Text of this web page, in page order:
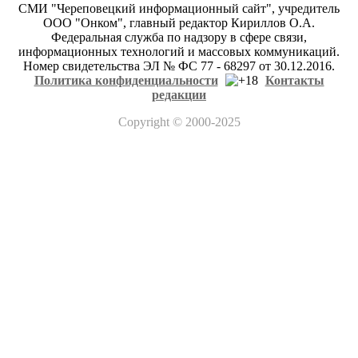
СМИ "Череповецкий информационный сайт", учредитель
ООО "Онком", главный редактор Кириллов О.А.
Федеральная служба по надзору в сфере связи,
информационных технологий и массовых коммуникаций.
Номер свидетельства ЭЛ № ФС 77 - 68297 от 30.12.2016.
Политика конфиденциальности
Контакты
редакции
Copyright© 2000-2025